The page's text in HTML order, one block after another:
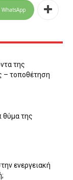
WhatsApp
της
– τοποθέτηση
θύμα της
ενεργειακή